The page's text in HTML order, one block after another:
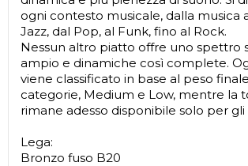
ogni contesto musicale, dalla musica
Jazz, dal Pop, al Funk, fino al Rock.
Nessun altro piatto offre uno spettro
ampio e dinamiche così complete.
viene classificato in base al peso
categorie, Medium e Low, mentre la
rimane adesso disponibile solo per gli
Lega:
Bronzo fuso B20